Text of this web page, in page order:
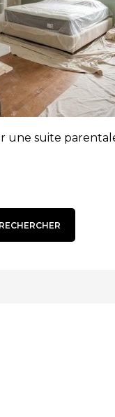
une suite
RECHERCHER